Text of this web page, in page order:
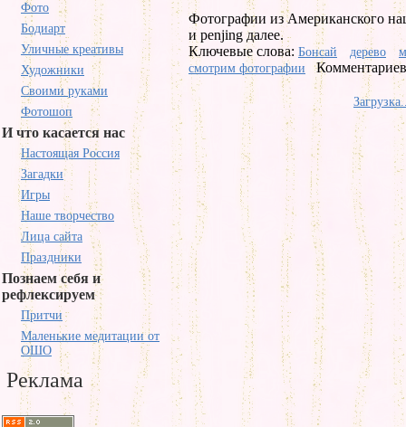
Фото
Бодиарт
Уличные креативы
Художники
Своими руками
Фотошоп
И что касается нас
Настоящая Россия
Загадки
Игры
Наше творчество
Лица сайта
Праздники
Познаем себя и
рефлексируем
Притчи
Маленькие медитации от
ОШО
Реклама
Фотографии из Американского
и penjing далее.
Ключевые слова: Бонсай дерево
смотрим фотографии